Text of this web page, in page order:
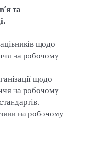
та
щодо
на робочому
щодо
на робочому
на робочому